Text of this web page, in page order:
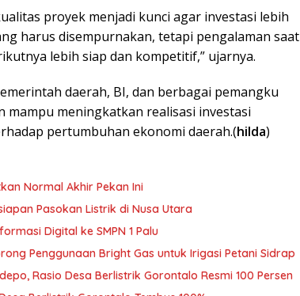
proyek menjadi kunci agar investasi lebih
harus disempurnakan, tetapi pengalaman saat
lebih siap dan kompetitif,” ujarnya.
daerah, BI, dan berbagai pemangku
mampu meningkatkan realisasi investasi
pertumbuhan ekonomi daerah.(hilda)
Normal Akhir Pekan Ini
Pasokan Listrik di Nusa Utara
Digital ke SMPN 1 Palu
Penggunaan Bright Gas untuk Irigasi Petani Sidrap
Rasio Desa Berlistrik Gorontalo Resmi 100 Persen